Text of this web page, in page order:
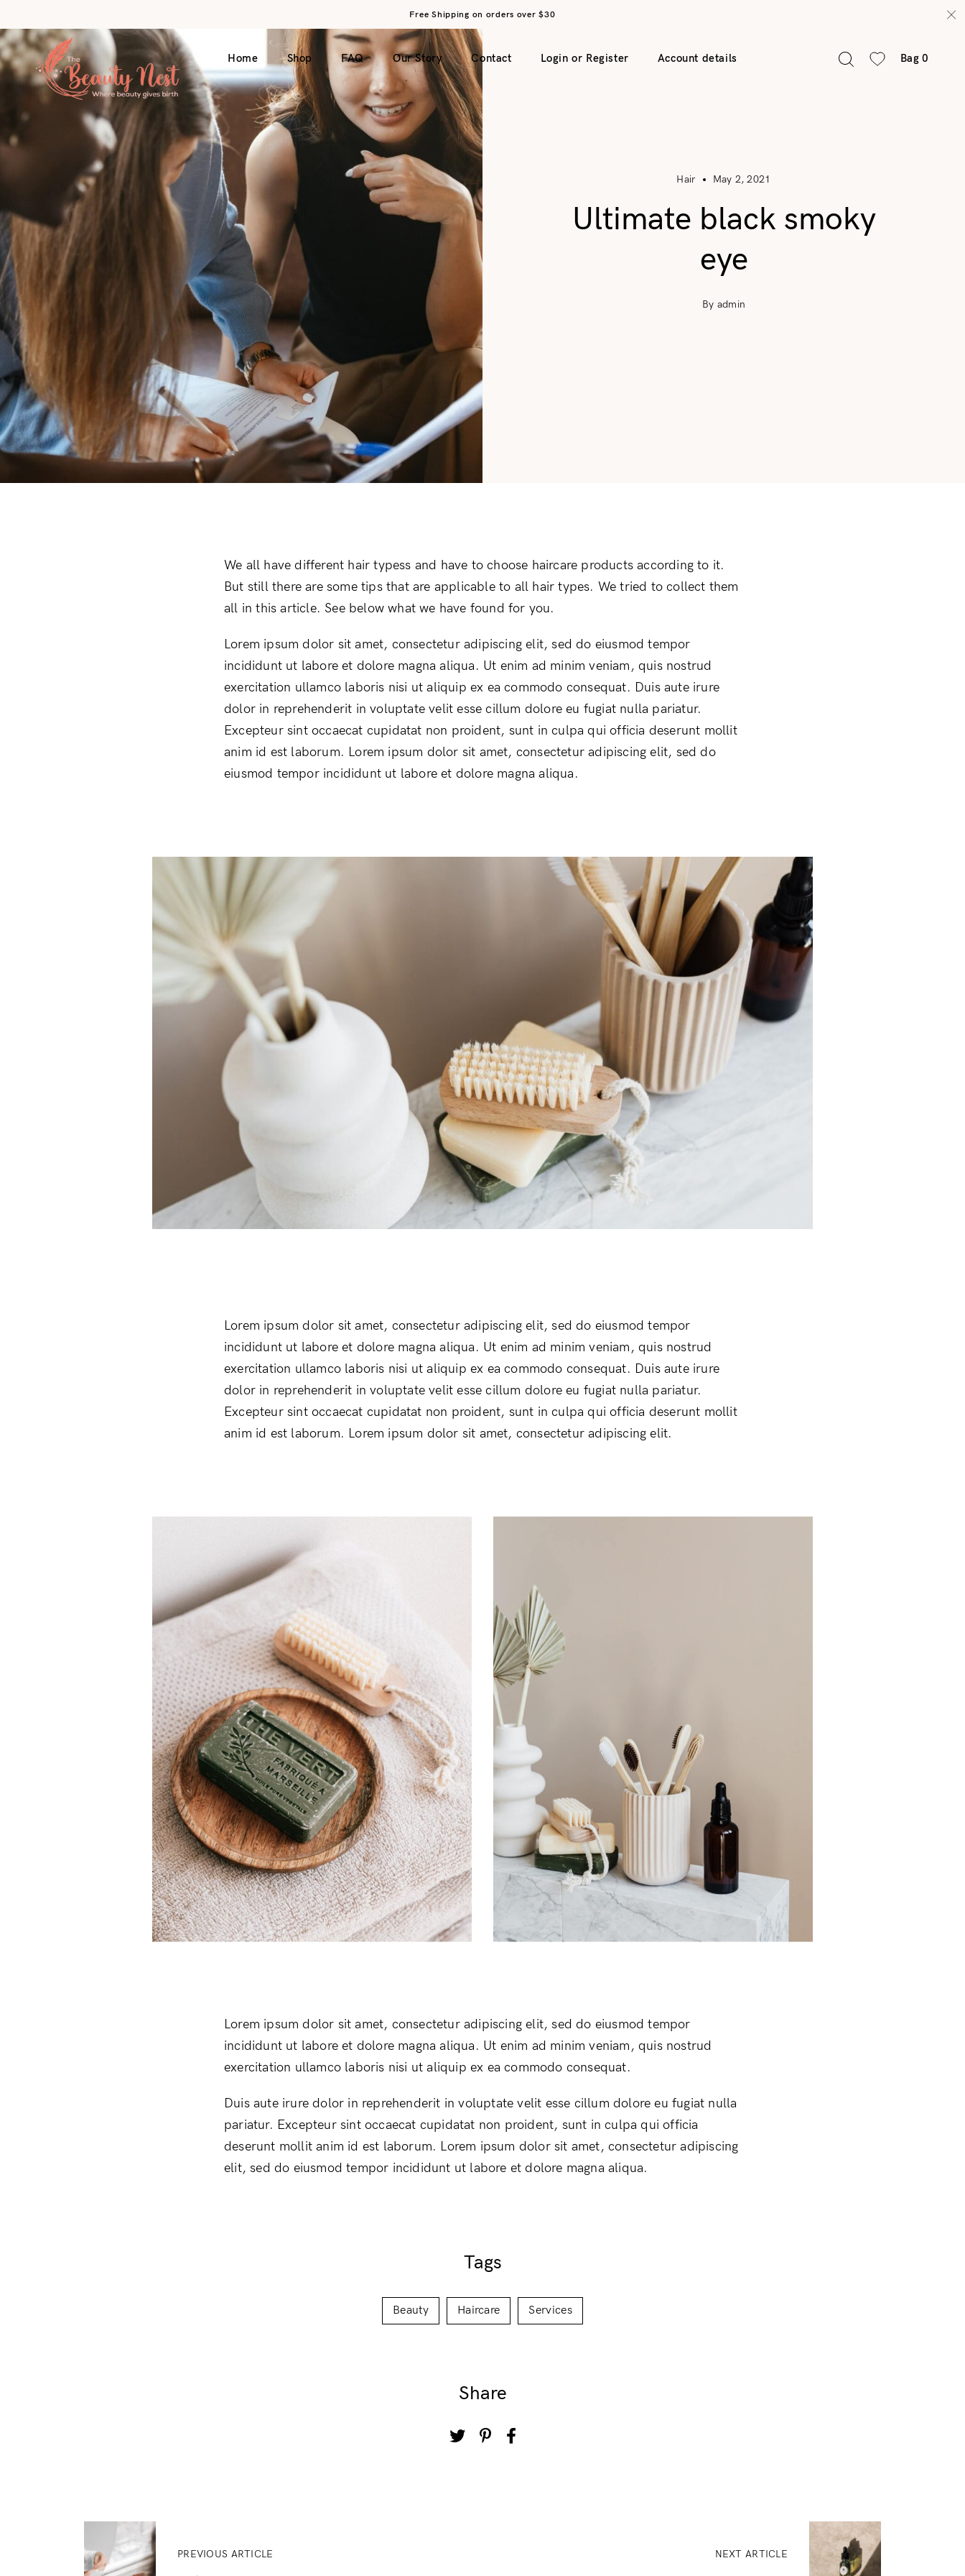
Free Shipping on orders over $30
Home Shop FAQ Our Story Contact Login or Register Account details Bag 0
Hair May 2, 2021
Ultimate black smoky
eye
By admin
We all have different hair typess and have to choose haircare products according to it.
But still there are some tips that are applicable to all hair types. We tried to collect them
all in this article. See below what we have found for you.
Lorem ipsum dolor sit amet, consectetur adipiscing elit, sed do eiusmod tempor
incididunt ut labore et dolore magna aliqua. Ut enim ad minim veniam, quis nostrud
exercitation ullamco laboris nisi ut aliquip ex ea commodo consequat. Duis aute irure
dolor in reprehenderit in voluptate velit esse cillum dolore eu fugiat nulla pariatur.
Excepteur sint occaecat cupidatat non proident, sunt in culpa qui officia deserunt mollit
anim id est laborum. Lorem ipsum dolor sit amet, consectetur adipiscing elit, sed do
eiusmod tempor incididunt ut labore et dolore magna aliqua.
Lorem ipsum dolor sit amet, consectetur adipiscing elit, sed do eiusmod tempor
incididunt ut labore et dolore magna aliqua. Ut enim ad minim veniam, quis nostrud
exercitation ullamco laboris nisi ut aliquip ex ea commodo consequat. Duis aute irure
dolor in reprehenderit in voluptate velit esse cillum dolore eu fugiat nulla pariatur.
Excepteur sint occaecat cupidatat non proident, sunt in culpa qui officia deserunt mollit
anim id est laborum. Lorem ipsum dolor sit amet, consectetur adipiscing elit.
Lorem ipsum dolor sit amet, consectetur adipiscing elit, sed do eiusmod tempor
incididunt ut labore et dolore magna aliqua. Ut enim ad minim veniam, quis nostrud
exercitation ullamco laboris nisi ut aliquip ex ea commodo consequat.
Duis aute irure dolor in reprehenderit in voluptate velit esse cillum dolore eu fugiat nulla
pariatur. Excepteur sint occaecat cupidatat non proident, sunt in culpa qui officia
deserunt mollit anim id est laborum. Lorem ipsum dolor sit amet, consectetur adipiscing
elit, sed do eiusmod tempor incididunt ut labore et dolore magna aliqua.
Tags
Beauty Haircare Services
Share
PREVIOUS ARTICLE NEXT ARTICLE